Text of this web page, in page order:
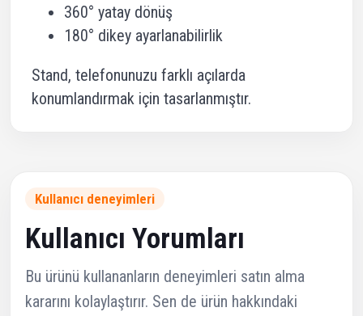
360° yatay dönüş
180° dikey ayarlanabilirlik
Stand, telefonunuzu farklı açılarda
konumlandırmak için tasarlanmıştır.
Kullanıcı deneyimleri
Kullanıcı Yorumları
Bu ürünü kullananların deneyimleri satın alma
kararını kolaylaştırır. Sen de ürün hakkındaki